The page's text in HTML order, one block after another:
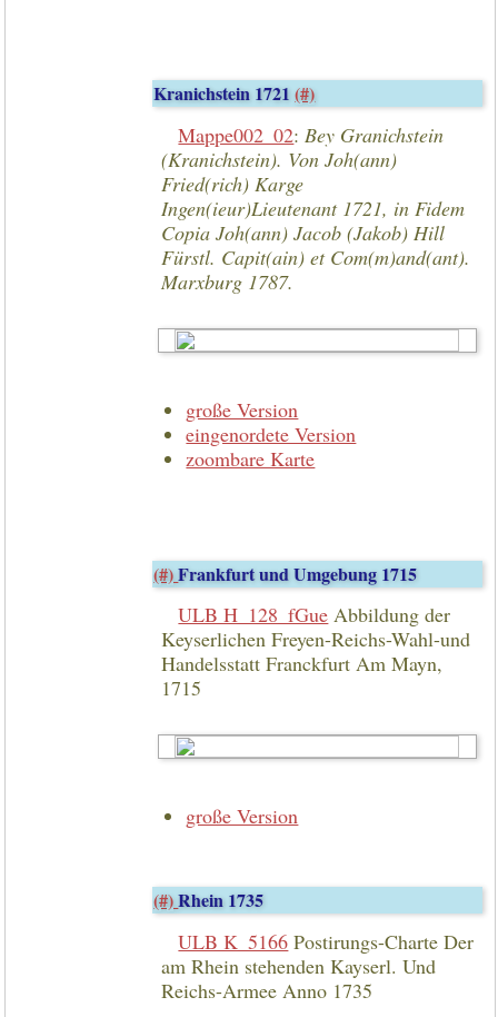
Kranichstein 1721(#)
Mappe002_02: Bey Granichstein
(Kranichstein). Von Joh(ann)
Fried(rich) Karge
Ingen(ieur)Lieutenant 1721, in Fidem
Copia Joh(ann) Jacob (Jakob) Hill
Fürstl. Capit(ain) et Com(m)and(ant).
Marxburg 1787.
große Version
eingenordete Version
zoombare Karte
(#)Frankfurt und Umgebung 1715
ULB H_128_fGue Abbildung der
Keyserlichen Freyen-Reichs-Wahl-und
Handelsstatt Franckfurt Am Mayn,
1715
große Version
(#)Rhein 1735
ULB K_5166 Postirungs-Charte Der
am Rhein stehenden Kayserl. Und
Reichs-Armee Anno 1735